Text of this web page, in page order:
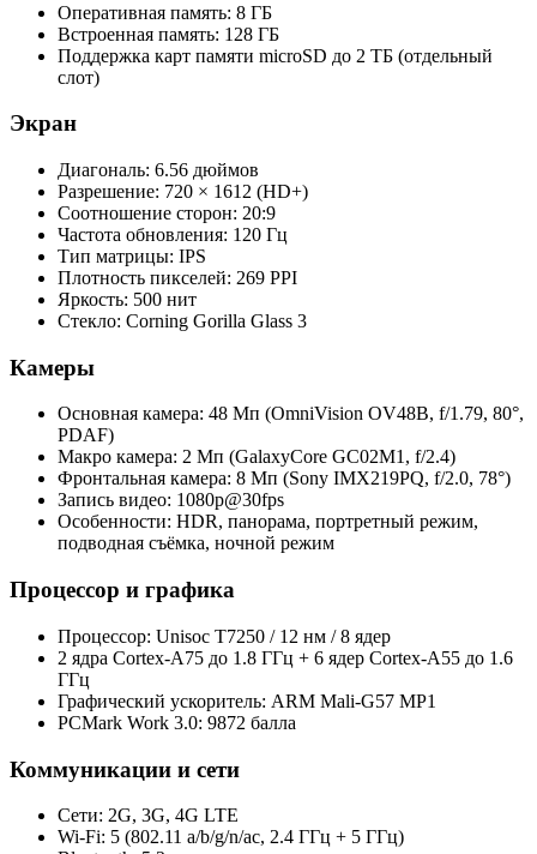
Оперативная память: 8 ГБ
Встроенная память: 128 ГБ
Поддержка карт памяти microSD до 2 ТБ (отдельный
слот)
Экран
Диагональ: 6.56 дюймов
Разрешение: 720 × 1612 (HD+)
Соотношение сторон: 20:9
Частота обновления: 120 Гц
Тип матрицы: IPS
Плотность пикселей: 269 PPI
Яркость: 500 нит
Стекло: Corning Gorilla Glass 3
Камеры
Основная камера: 48 Мп (OmniVision OV48B, f/1.79, 80°,
PDAF)
Макро камера: 2 Мп (GalaxyCore GC02M1, f/2.4)
Фронтальная камера: 8 Мп (Sony IMX219PQ, f/2.0, 78°)
Запись видео: 1080p@30fps
Особенности: HDR, панорама, портретный режим,
подводная съёмка, ночной режим
Процессор и графика
Процессор: Unisoc T7250 / 12 нм / 8 ядер
2 ядра Cortex-A75 до 1.8 ГГц + 6 ядер Cortex-A55 до 1.6
ГГц
Графический ускоритель: ARM Mali-G57 MP1
PCMark Work 3.0: 9872 балла
Коммуникации и сети
Сети: 2G, 3G, 4G LTE
Wi‑Fi: 5 (802.11 a/b/g/n/ac, 2.4 ГГц + 5 ГГц)